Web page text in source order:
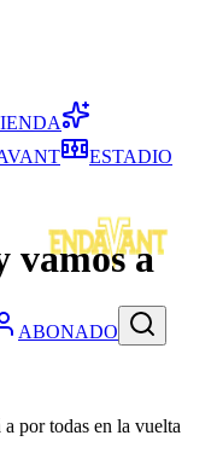
ABONADO
ESTADIO
vamos a
por todas en la vuelta